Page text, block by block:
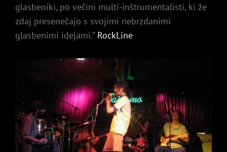
glasbeniki, po večini multi-inštrumentalisti, ki že
zdaj presenečajo s svojimi nebrzdanimi
glasbenimi idejami.” RockLine